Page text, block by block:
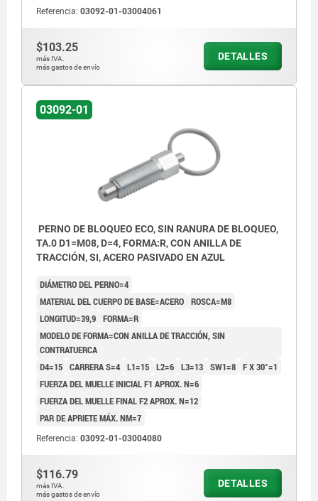
Referencia: 03092-01-03004061
$103.25
más IVA.
más gastos de envío
DETALLES
03092-01
PERNO DE BLOQUEO ECO, SIN RANURA DE BLOQUEO,
TA.0 D1=M08, D=4, FORMA:R, CON ANILLA DE
TRACCIÓN, SI, ACERO PASIVADO EN AZUL
DIÁMETRO DEL PERNO=4
MATERIAL DEL CUERPO DE BASE=ACERO ROSCA=M8
LONGITUD=39,9 FORMA=R
MODELO DE FORMA=CON ANILLA DE TRACCIÓN, SIN
CONTRATUERCA
D4=15 CARRERA S=4 L1=15 L2=6 L3=13 SW1=8 F X 30°=1
FUERZA DEL MUELLE INICIAL F1 APROX. N=6
FUERZA DEL MUELLE FINAL F2 APROX. N=12
PAR DE APRIETE MÁX. NM=7
Referencia: 03092-01-03004080
$116.79
más IVA.
más gastos de envío
DETALLES